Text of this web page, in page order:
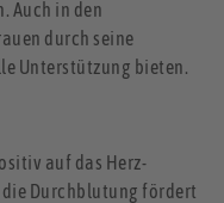
Auch in den
durch seine
Unterstützung bieten.
auf das Herz-
die Durchblutung fördert